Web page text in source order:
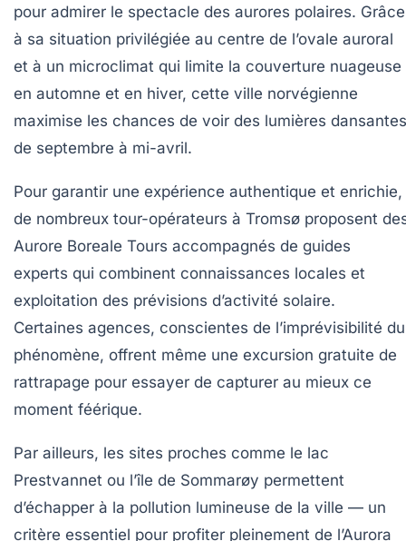
pour admirer le spectacle des aurores polaires. Grâce
à sa situation privilégiée au centre de l’ovale auroral
et à un microclimat qui limite la couverture nuageuse
en automne et en hiver, cette ville norvégienne
maximise les chances de voir des lumières dansantes
de septembre à mi-avril.
Pour garantir une expérience authentique et enrichie,
de nombreux tour-opérateurs à Tromsø proposent
Aurore Boreale Tours accompagnés de guides
experts qui combinent connaissances locales et
exploitation des prévisions d’activité solaire.
Certaines agences, conscientes de l’imprévisibilité du
phénomène, offrent même une excursion gratuite de
rattrapage pour essayer de capturer au mieux ce
moment féérique.
Par ailleurs, les sites proches comme le lac
Prestvannet ou l’île de Sommarøy permettent
d’échapper à la pollution lumineuse de la ville — un
critère essentiel pour profiter pleinement de l’Aurora